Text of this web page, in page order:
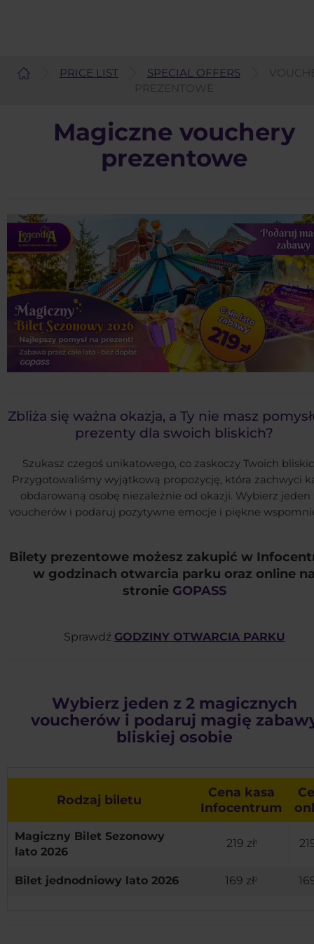
PRICE LIST SPECIAL OFFERS
PREZENTOWE
Magiczne vouchery
prezentowe
Zbliża się ważna okazja, a Ty nie masz
prezenty dla swoich bliskich?
Szukasz czegoś unikatowego, co zaskoczy Twoich
Przygotowaliśmy wyjątkową propozycję, która zachwyci
obdarowaną osobę niezależnie od okazji. Wybierz jeden
voucherów i podaruj pozytywne emocje i piękne
Bilety prezentowe możesz zakupić w
w godzinach otwarcia parku oraz online
stronie GOPASS
Sprawdź GODZINY OTWARCIA PARKU
Wybierz jeden z 2 magicznych
voucherów i podaruj magię
bliskiej osobie
Rodzaj biletu
Cena kasa
Infocentrum
Magiczny Bilet Sezonowy
lato 2026
219 zł1
Bilet jednodniowy lato 2026 169 zł2